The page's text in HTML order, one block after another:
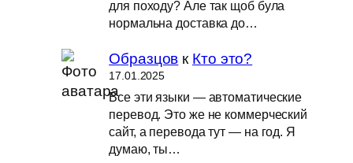
для походу? Але так щоб була
нормальна доставка до…
Образцов к Кто это?
17.01.2025
Все эти языки — автоматические
перевод. Это же не коммерческий
сайт, а перевода тут — на год. Я
думаю, ты…